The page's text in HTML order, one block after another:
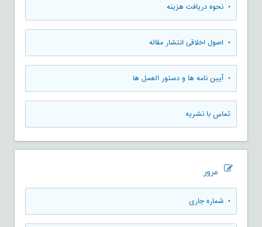
• نحوه دریافت هزینه
• اصول اخلاقی انتشار مقاله
• آیین نامه ها و دستور العمل ها
تماس با نشریه
مرور
• شماره جاری